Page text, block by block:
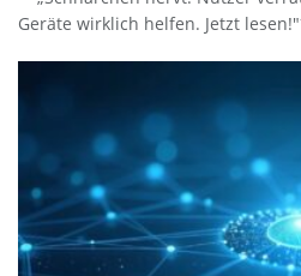
Geräte wirklich helfen. Jetzt